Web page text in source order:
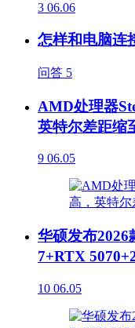
3 06.06
怎样和电脑连
问答 5
AMD处理器
英特尔差距缩
9 06.05
华硕发布
7+RTX
10 06.05